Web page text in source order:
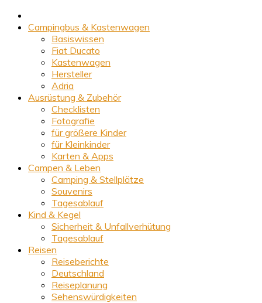
Campingbus & Kastenwagen
Basiswissen
Fiat Ducato
Kastenwagen
Hersteller
Adria
Ausrüstung & Zubehör
Checklisten
Fotografie
für größere Kinder
für Kleinkinder
Karten & Apps
Campen & Leben
Camping & Stellplätze
Souvenirs
Tagesablauf
Kind & Kegel
Sicherheit & Unfallverhütung
Tagesablauf
Reisen
Reiseberichte
Deutschland
Reiseplanung
Sehenswürdigkeiten